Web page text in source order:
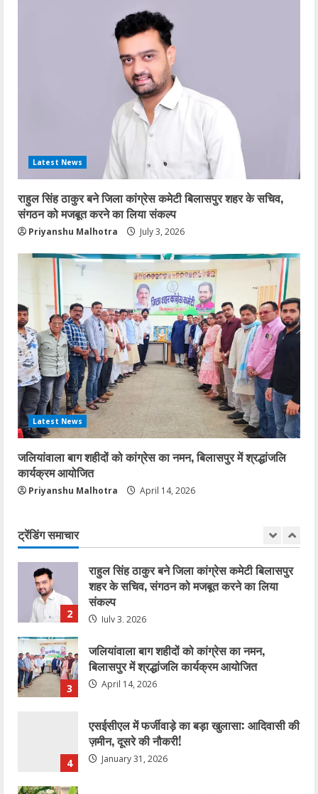
Latest News
राहुल सिंह ठाकुर बने जिला कांग्रेस कमेटी बिलासपुर शहर के सचिव,
संगठन को मजबूत करने का लिया संकल्प
Priyanshu Malhotra July 3, 2026
Latest News
जलियांवाला बाग शहीदों को कांग्रेस का नमन, बिलासपुर में श्रद्धांजलि
कार्यक्रम आयोजित
Priyanshu Malhotra April 14, 2026
ट्रेंडिंग समाचार
राहुल सिंह ठाकुर बने जिला कांग्रेस कमेटी बिलासपुर
शहर के सचिव, संगठन को मजबूत करने का लिया
संकल्प
3
जलियांवाला बाग शहीदों को कांग्रेस का नमन,
बिलासपुर में श्रद्धांजलि कार्यक्रम आयोजित
April 14, 2026
4
एसईसीएल में फर्जीवाड़े का बड़ा खुलासा: आदिवासी की
ज़मीन, दूसरे की नौकरी!
January 31, 2026
5
77वें गणतंत्र दिवस पर कांग्रेस भवन से जयस्तम्भ
चौक तक गूंजा देशभक्ति का स्वर
January 27, 2026
1
कोरबा में सोनम वांगचुक के समर्थन में एक दिवसीय
2
राहुल सिंह ठाकुर बने जिला कांग्रेस कमेटी बिलासपुर
शहर के सचिव, संगठन को मजबूत करने का लिया
संकल्प
July 3, 2026
3
जलियांवाला बाग शहीदों को कांग्रेस का नमन,
बिलासपुर में श्रद्धांजलि कार्यक्रम आयोजित
April 14, 2026
4
एसईसीएल में फर्जीवाड़े का बड़ा खुलासा: आदिवासी की
ज़मीन, दूसरे की नौकरी!
January 31, 2026